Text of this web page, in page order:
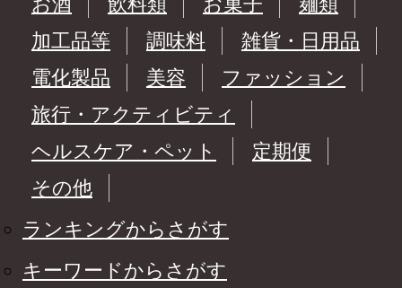
加工品等
調味料
雑貨・日用品
電化製品
美容
ファッション
旅行・アクティビティ
ヘルスケア・ペット
定期便
その他
ランキングからさがす
キーワードからさがす